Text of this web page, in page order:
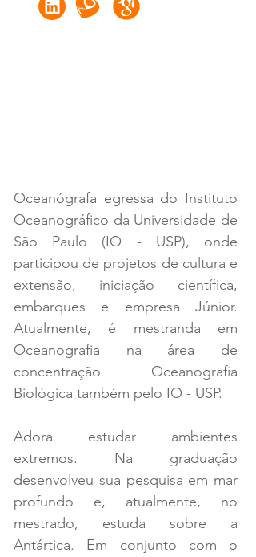
Oceanógrafa egressa do Instituto
Oceanográfico da Universidade de
São Paulo (IO - USP), onde
participou de projetos de cultura e
extensão, iniciação científica,
embarques e empresa Júnior.
Atualmente, é mestranda em
Oceanografia na área de
concentração Oceanografia
Biológica também pelo IO - USP.
Adora estudar ambientes
extremos. Na graduação
desenvolveu sua pesquisa em mar
profundo e, atualmente, no
mestrado, estuda sobre a
Antártica. Em conjunto com o